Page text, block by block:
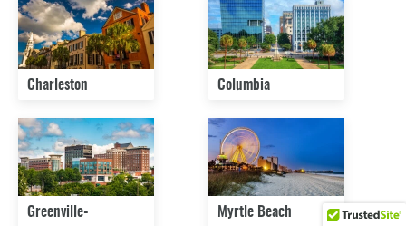
Charleston Columbia
Greenville-
Myrtle Beach